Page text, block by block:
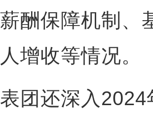
酬保障机制、
增收等情况。
还深入2024